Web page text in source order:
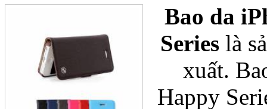
Ốp lưng Samsung
Bao da
Serieslà
xuất.
Happy